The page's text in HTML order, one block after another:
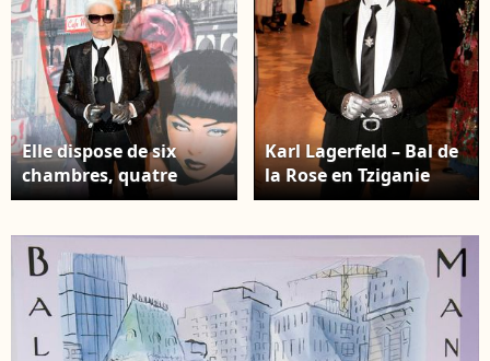
Elle dispose de six
chambres, quatre
salles de bains, une
dressings, ainsi qu’une
terrasse de 237 m² avec
vue panoramique sur
la Méditerranée. Karl
Lagerfeld. - 62eme bal
Karl Lagerfeld – Bal de
la Rose en Tziganie
dans la Salle des
Monte-Carlo. AGENCE /
BESTIMAGE